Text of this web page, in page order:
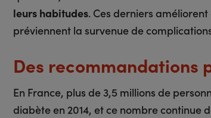
leurs habitudes. Ces derniers
préviennent la survenue de
Des recommandations
En France, plus de 3,5 millions de
diabète en 2014, et ce nombre continue